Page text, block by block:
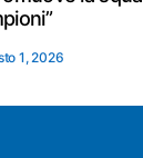
1, 2026